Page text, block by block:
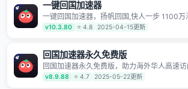
一键回国加速器
一键回国加速器，扬帆回国,快人一步 1100万
都在用的音乐视频回国加速器 Android iOS
Mac TV VIP 支持多种加速场景 了解更多 看视
艺、哔哩哔哩和优酷视频,在国外也能畅快追剧!
v10.3.80 ⭐ 4.8 2025-04-15更新
回国加速器永久免费版
回国加速器永久免费版，助力海外华人高速访
络，快速开启国内各直播平台,解决国内视频、
问题；更能加速海量国服游戏，超低延迟稳定
v8.9.88 ⭐ 4.7 2025-05-22更新